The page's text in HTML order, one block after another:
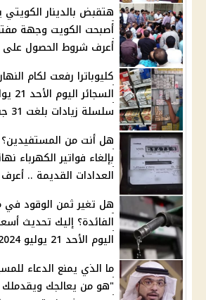
هتقبض بالدينار
أصبحت الكويت وجهة
أعرف شروط الحصول على
كليوباترا رفعت لكام
سلسلة زيادات بلغت 31 جنيه
هل أنت من
بإلغاء فواتير الكهرباء
العدادات القديمة ..
هل تغير ثمن الوقود في
الفائدة؟ إليك تحديث
اليوم الأحد 21 يوليو 2024
ما الذي يمنع الدعاء
"هو من يعالجك ويقدملك